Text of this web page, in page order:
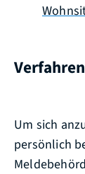
Um sich
persönlich